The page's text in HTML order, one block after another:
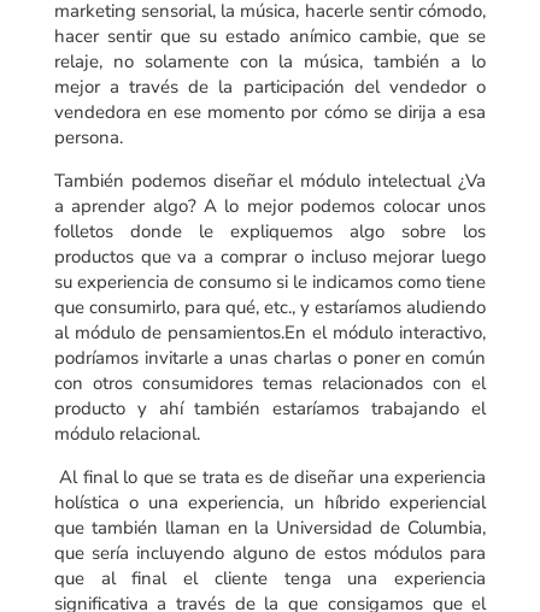
marketing sensorial, la música, hacerle sentir cómodo,
hacer sentir que su estado anímico cambie, que se
relaje, no solamente con la música, también a lo
mejor a través de la participación del vendedor o
vendedora en ese momento por cómo se dirija a esa
persona.
También podemos diseñar el módulo intelectual ¿Va
a aprender algo? A lo mejor podemos colocar unos
folletos donde le expliquemos algo sobre los
productos que va a comprar o incluso mejorar luego
su experiencia de consumo si le indicamos como tiene
que consumirlo, para qué, etc., y estaríamos aludiendo
al módulo de pensamientos.En el módulo interactivo,
podríamos invitarle a unas charlas o poner en común
con otros consumidores temas relacionados con el
producto y ahí también estaríamos trabajando el
módulo relacional.
Al final lo que se trata es de diseñar una experiencia
holística o una experiencia, un híbrido experiencial
que también llaman en la Universidad de Columbia,
que sería incluyendo alguno de estos módulos para
que al final el cliente tenga una experiencia
significativa a través de la que consigamos que el